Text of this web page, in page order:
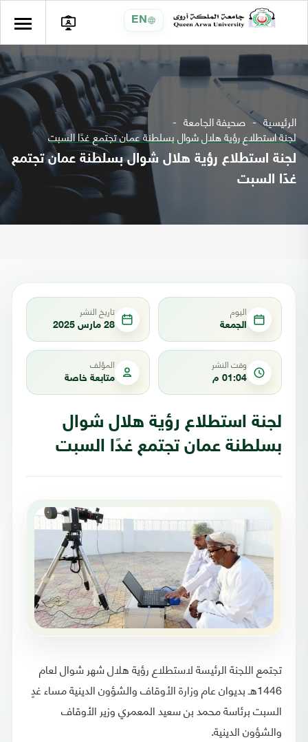
EN
الرئيسية صحيفة الجامعة
لجنة استطلاع رؤية هلال ‎شوال بسلطنة عمان تجتمع غدًا السبت
لجنة استطلاع رؤية هلال ‎شوال بسلطنة عمان تجتمع
غدًا السبت
اليوم
الجمعة
تاريخ النشر
28 مارس 2025
وقت النشر
01:04 م
المؤلف
متابعة خاصة
لجنة استطلاع رؤية هلال ‎شوال
بسلطنة عمان تجتمع غدًا السبت
تجتمع اللجنة الرئيسة لاستطلاع رؤية هلال شهر شوال لعام
1446هـ بديوان عام وزارة الأوقاف والشؤون الدينية مساء غدٍ
السبت برئاسة محمد بن سعيد المعمري وزير الأوقاف
والشؤون الدينية.